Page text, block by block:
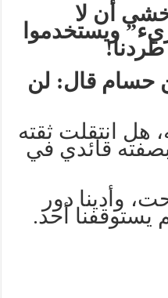
أن لا
ويستخدموا
طردنا!
حسام قال: لن
انتقلت ثقته
قائدي في
وأدينا دور
يستوقفنا أحد.